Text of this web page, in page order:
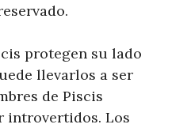
protegen su lado
llevarlos a ser
de Piscis
introvertidos. Los